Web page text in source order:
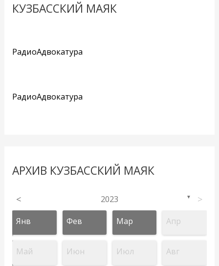
КУЗБАССКИЙ МАЯК
РадиоАдвокатура
РадиоАдвокатура
АРХИВ КУЗБАССКИЙ МАЯК
< 2023 ▼ >
Янв Фев Мар Апр
Май Июн Июл Авг